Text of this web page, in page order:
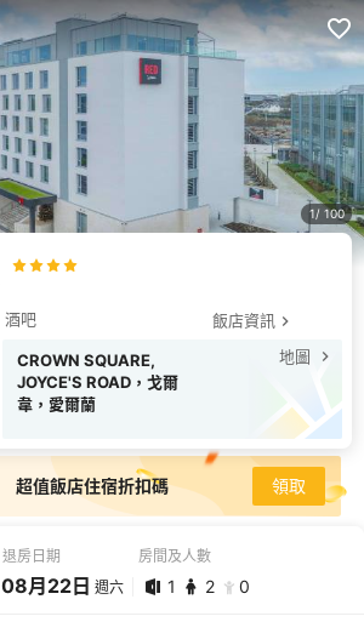
1 100
酒吧 飯店資訊
CROWN SQUARE,
JOYCE'S ROAD，戈爾
韋，愛爾蘭
地圖
超值飯店住宿折扣碼 領取
退房日期 房間及人數
08月 22 日 週六 1 2 0